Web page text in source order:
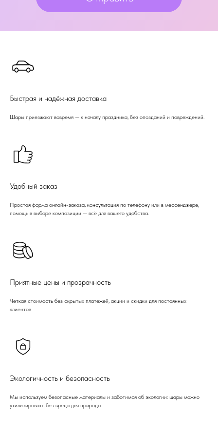
Быстрая и надёжная доставка
Шары приезжают вовремя — к началу праздника, без опозданий и повреждений.
Удобный заказ
Простая форма онлайн-заказа, консультация по телефону или в мессенджере,
помощь в выборе композиции — всё для вашего удобства.
Приятные цены и прозрачность
Четкая стоимость без скрытых платежей, акции и скидки для постоянных
клиентов.
Экологичность и безопасность
Мы используем безопасные материалы и заботимся об экологии: шары можно
утилизировать без вреда для природы.